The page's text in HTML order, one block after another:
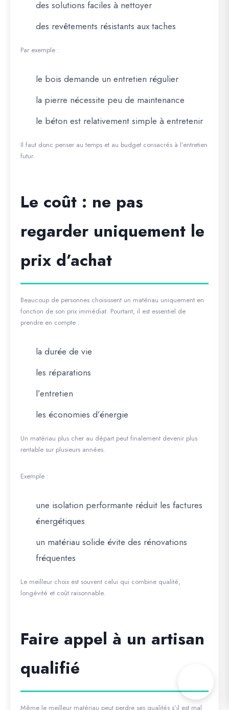
des solutions faciles à nettoyer
des revêtements résistants aux taches
Par exemple :
le bois demande un entretien régulier
la pierre nécessite peu de maintenance
le béton est relativement simple à entretenir
Il faut donc penser au temps et au budget consacrés à l’entretien
futur.
Le coût : ne pas
regarder uniquement le
prix d’achat
Beaucoup de personnes choisissent un matériau uniquement en
fonction de son prix immédiat. Pourtant, il est essentiel de
prendre en compte :
la durée de vie
les réparations
l’entretien
les économies d’énergie
Un matériau plus cher au départ peut finalement devenir plus
rentable sur plusieurs années.
Exemple :
une isolation performante réduit les factures
énergétiques
un matériau solide évite des rénovations
fréquentes
Le meilleur choix est souvent celui qui combine qualité,
longévité et coût raisonnable.
Faire appel à un artisan
qualifié
Même le meilleur matériau peut perdre ses qualités s’il est mal